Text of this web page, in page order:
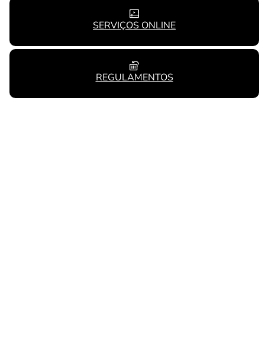
SERVIÇOS ONLINE
REGULAMENTOS